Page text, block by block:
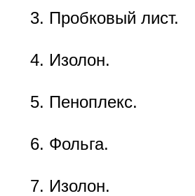
Пробковый лист.
Изолон.
Пеноплекс.
Фольга.
Изолон.